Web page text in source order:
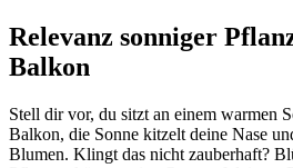
Relevanz sonniger
Balkon
Stell dir vor, du sitzt an einem warmen
Balkon, die Sonne kitzelt deine Nase
Blumen. Klingt das nicht zauberhaft?